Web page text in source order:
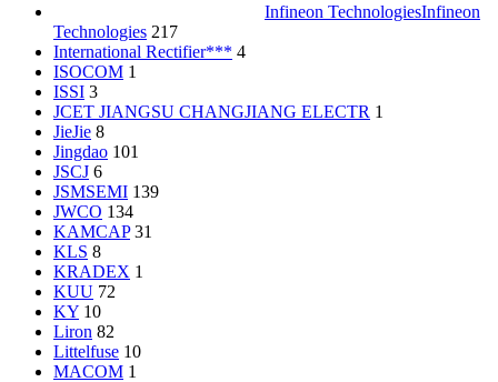
Infineon TechnologiesInfineon
Technologies 217
International Rectifier*** 4
ISOCOM 1
ISSI 3
JCET JIANGSU CHANGJIANG ELECTR 1
JieJie 8
Jingdao 101
JSCJ 6
JSMSEMI 139
JWCO 134
KAMCAP 31
KLS 8
KRADEX 1
KUU 72
KY 10
Liron 82
Littelfuse 10
MACOM 1